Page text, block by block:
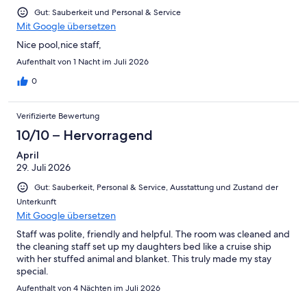
Gut: Sauberkeit und Personal & Service
Mit Google übersetzen
Nice pool,nice staff,
Aufenthalt von 1 Nacht im Juli 2026
0
Verifizierte Bewertung
10/10 – Hervorragend
April
29. Juli 2026
Gut: Sauberkeit, Personal & Service, Ausstattung und Zustand der
Unterkunft
Mit Google übersetzen
Staff was polite, friendly and helpful. The room was cleaned and
the cleaning staff set up my daughters bed like a cruise ship
with her stuffed animal and blanket. This truly made my stay
special.
Aufenthalt von 4 Nächten im Juli 2026